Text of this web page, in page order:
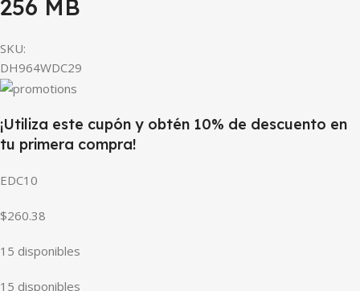
256 MB
SKU:
DH964WDC29
¡Utiliza este cupón y obtén 10% de descuento en
tu primera compra!
EDC10
$260.38
15 disponibles
15 disponibles